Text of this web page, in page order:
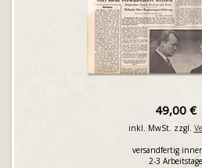
49,00 €
inkl. MwSt. zzgl.
versandfertig
2-3 Arbeitstage